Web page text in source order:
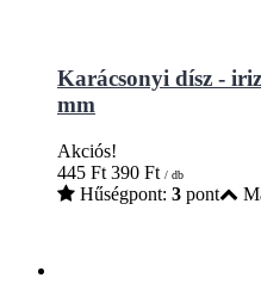
Karácsonyi dísz -
mm
Akciós!
445 Ft 390 Ft / db
Hűségpont: 3 pont